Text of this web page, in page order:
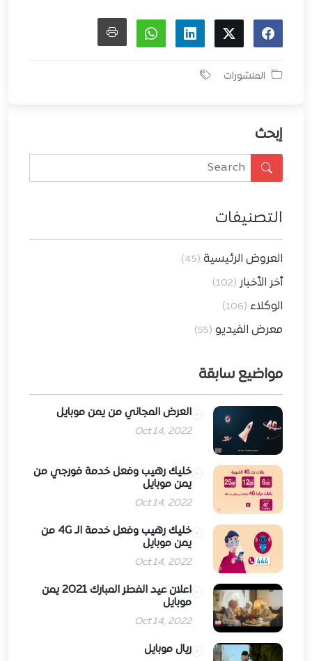
المنشورات
إبحث
التصنيفات
العروض الرئيسية (45)
أخر الأخبار (102)
الوكلاء (106)
معرض الفيديو (55)
مواضيع سابقة
العرض المجاني من يمن موبايل
Oct 14, 2022
خليك رهيب وفعل خدمة فورجي من
يمن موبايل
Oct 14, 2022
خليك رهيب وفعل خدمة الـ 4G من
يمن موبايل
Oct 14, 2022
اعلان عيد الفطر المبارك 2021 يمن
موبايل
Oct 14, 2022
ريال موبايل